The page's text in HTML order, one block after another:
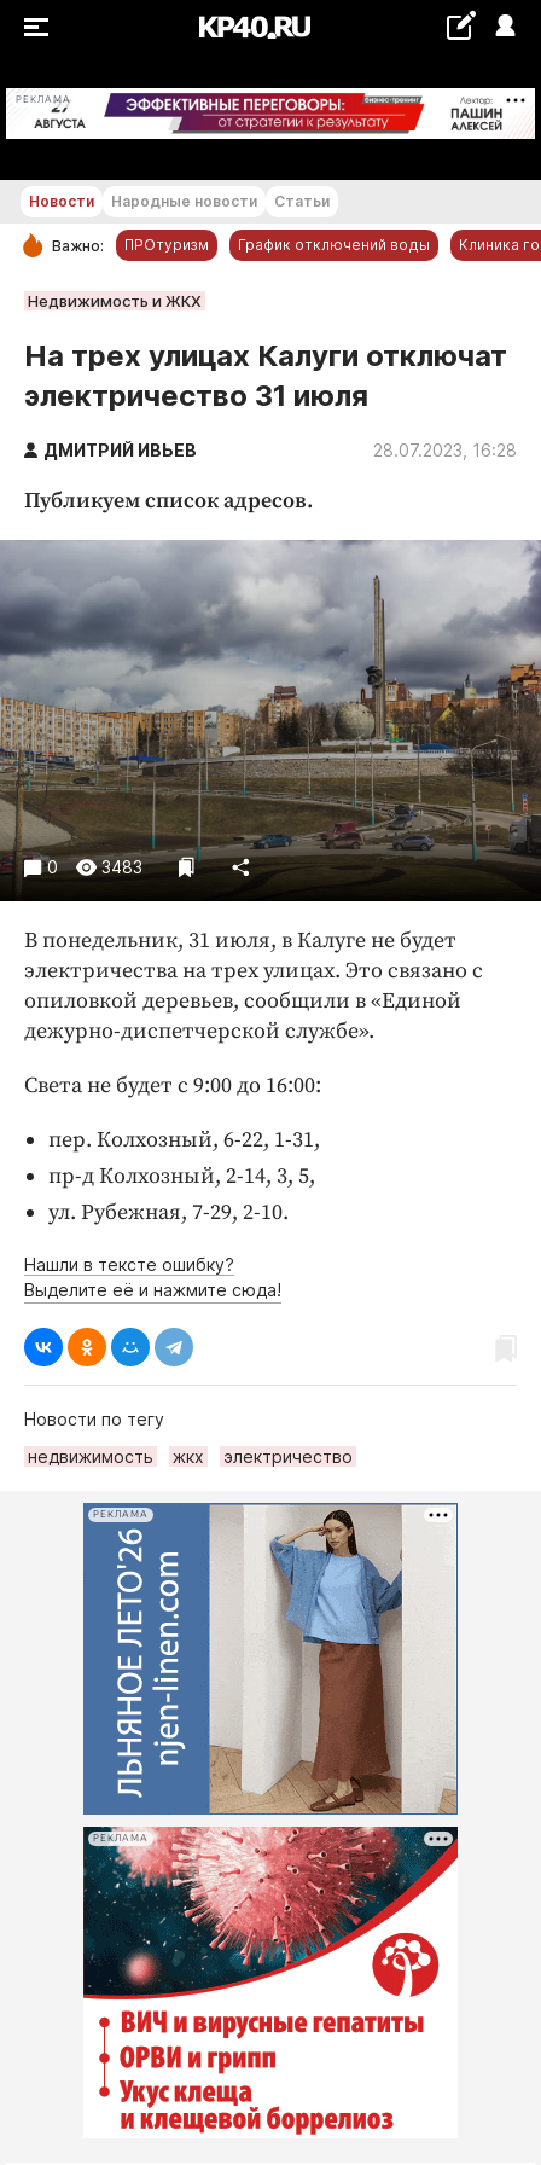
РЕКЛАМА +22...+23 °С
РУБРИКИ
Новости компаний
Статьи
Народные новости
Благоустройство
Криминал
Культура
Недвижимость и ЖКХ
Образование
Общество
Погода
Праздники
Происшествия
Спорт
Экономика и бизнес
ПРОЕКТЫ
Блоги
Издания
Интересное чтиво
Клиника года
Бренд года
Работодатель года
Новости Народные новости Статьи
Важно: ПРОтуризм График отключений воды Клиника
Недвижимость и ЖКХ
На трех улицах Калуги отключат
электричество 31 июля
ДМИТРИЙ ИВЬЕВ 28.07.2023, 16:28
Публикуем список адресов.
0 3483
В понедельник, 31 июля, в Калуге не будет
электричества на трех улицах. Это связано с
опиловкой деревьев, сообщили в «Единой
дежурно-диспетчерской службе».
Света не будет с 9:00 до 16:00:
пер. Колхозный, 6-22, 1-31,
пр-д Колхозный, 2-14, 3, 5,
ул. Рубежная, 7-29, 2-10.
Нашли в тексте ошибку?
Выделите её и нажмите сюда!
Новости по тегу
недвижимость
жкх электричество
РЕКЛАМА
РЕКЛАМА